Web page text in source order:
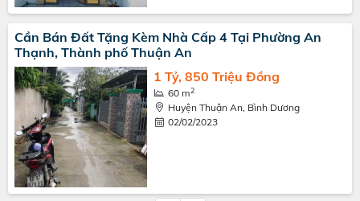
Cần Bán Đất Tặng Kèm Nhà Cấp 4 Tại Phường An
Thạnh, Thành phố Thuận An
1 Tỷ, 850 Triệu Đồng
60 m2
Huyện Thuận An, Bình Dương
02/02/2023